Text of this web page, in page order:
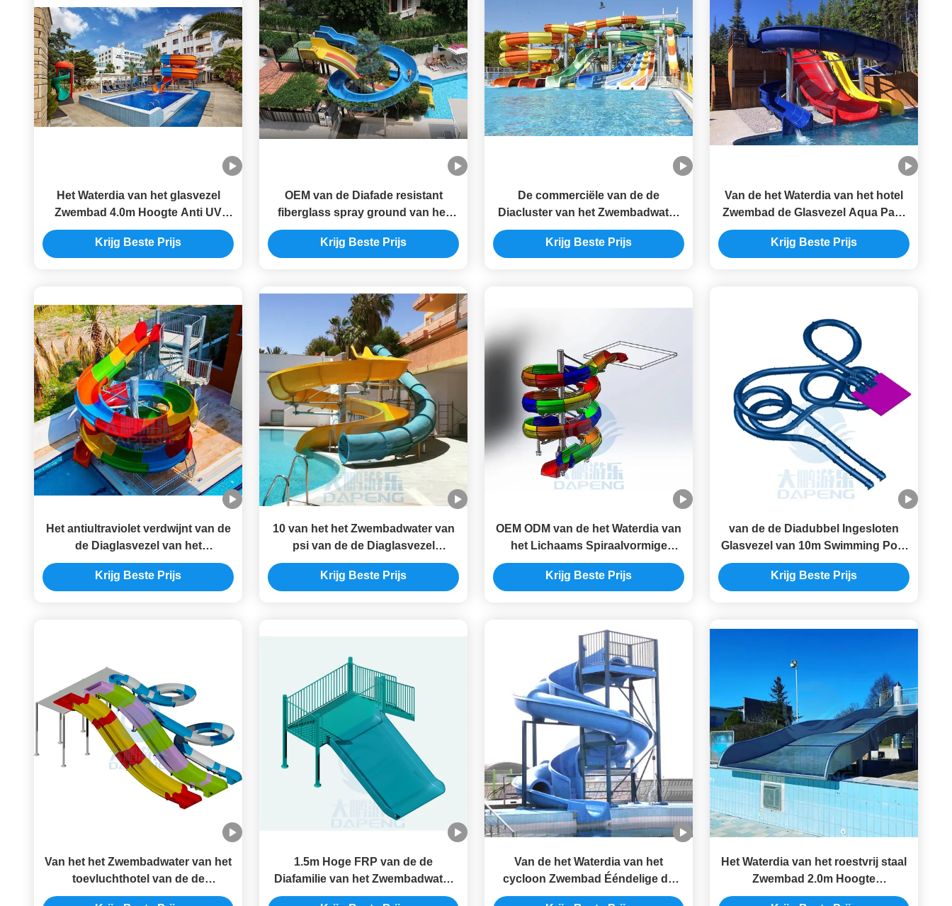
Het Waterdia van het glasvezel
Zwembad 4.0m Hoogte Anti UV
voor Aqua Park Home
Krijg Beste Prijs
OEM van de Diafade resistant
fiberglass spray ground van het
Zwembadwater de Pooldia
Krijg Beste Prijs
De commerciële van de de
Diacluster van het Zwembadwater
Corrosie Fade Proof For Hotel
Krijg Beste Prijs
Van de het Waterdia van het hotel
Zwembad de Glasvezel Aqua Park
Equipment 4.5m Hoogte
Krijg Beste Prijs
Het antiultraviolet verdwijnt van de
de Diaglasvezel van het
Zwembadwater Kleurrijke het
Waterdia langzaam
Krijg Beste Prijs
10 van het het Zwembadwater van
psi van de de Diaglasvezel
Materiaal van het het Waterspel het
Commerciële
Krijg Beste Prijs
OEM ODM van de het Waterdia van
het Lichaams Spiraalvormige
Zwembad Enige Open de oxydatie
UV bestand
Krijg Beste Prijs
van de de Diadubbel Ingesloten
Glasvezel van 10m Swimming Pool
Water Anti UV Statisch
Krijg Beste Prijs
Van het het Zwembadwater van het
toevluchthotel van de de
Diaglasvezel Anti de
1.5m Hoge FRP van de de
Diafamilie van het Zwembadwater
Blauwe het Waterdia Antiroest
Van de het Waterdia van het
cycloon Zwembad Ééndelige de
Glasvezel Blauwe Kleur voor Aqua
Het Waterdia van het roestvrij staal
Zwembad 2.0m Hoogte
Antioxydatie voor Familie